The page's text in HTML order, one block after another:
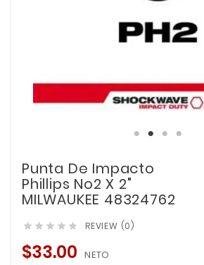
Punta De Impacto
Phillips No2 X 2"
MILWAUKEE 48324762
     REVIEW (0)
$33.00 NETO